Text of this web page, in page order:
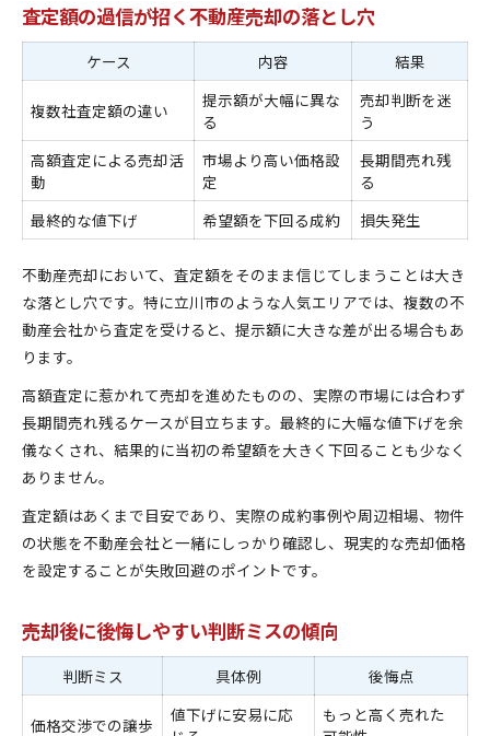
査定額の過信が招く不動産売却の落とし穴
ケース 内容 結果
複数社査定額の違い
提示額が大幅に異な
る
売却判断を迷
う
高額査定による売却活
動
市場より高い価格設
定
長期間売れ残
る
最終的な値下げ
希望額を下回る成約 損失発生
不動産売却において、査定額をそのまま信じてしまうことは大き
な落とし穴です。特に立川市のような人気エリアでは、複数の不
動産会社から査定を受けると、提示額に大きな差が出る場合もあ
ります。
高額査定に惹かれて売却を進めたものの、実際の市場には合わず
長期間売れ残るケースが目立ちます。最終的に大幅な値下げを余
儀なくされ、結果的に当初の希望額を大きく下回ることも少なく
ありません。
査定額はあくまで目安であり、実際の成約事例や周辺相場、物件
の状態を不動産会社と一緒にしっかり確認し、現実的な売却価格
を設定することが失敗回避のポイントです。
売却後に後悔しやすい判断ミスの傾向
判断ミス 具体例 後悔点
価格交渉での譲歩
値下げに安易に応
もっと高く売れた